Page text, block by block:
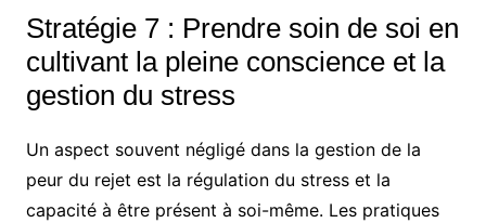
Stratégie 7 : Prendre soin de soi en
cultivant la pleine conscience et la
gestion du stress
Un aspect souvent négligé dans la gestion de la
peur du rejet est la régulation du stress et la
capacité à être présent à soi-même. Les pratiques